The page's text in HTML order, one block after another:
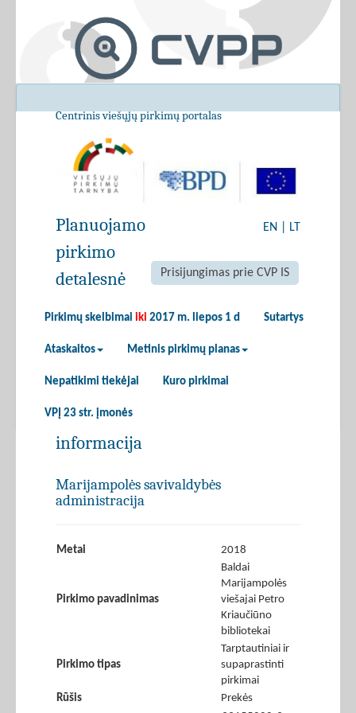
Centrinis viešųjų pirkimų portalas
EN LT
Prisijungimas prie CVP IS
Pirkimų skelbimai iki 2017 m. liepos 1 d Sutartys
Ataskaitos Metinis pirkimų planas
Nepatikimi tiekėjai Kuro pirkimai
VPĮ 23 str. įmonės
Planuojamo
pirkimo
detalesnė
informacija
Marijampolės savivaldybės
administracija
Metai 2018
Pirkimo pavadinimas
Baldai
Marijampolės
viešajai Petro
Kriaučiūno
bibliotekai
Pirkimo tipas
Tarptautiniai ir
supaprastinti
pirkimai
Rūšis
Prekės